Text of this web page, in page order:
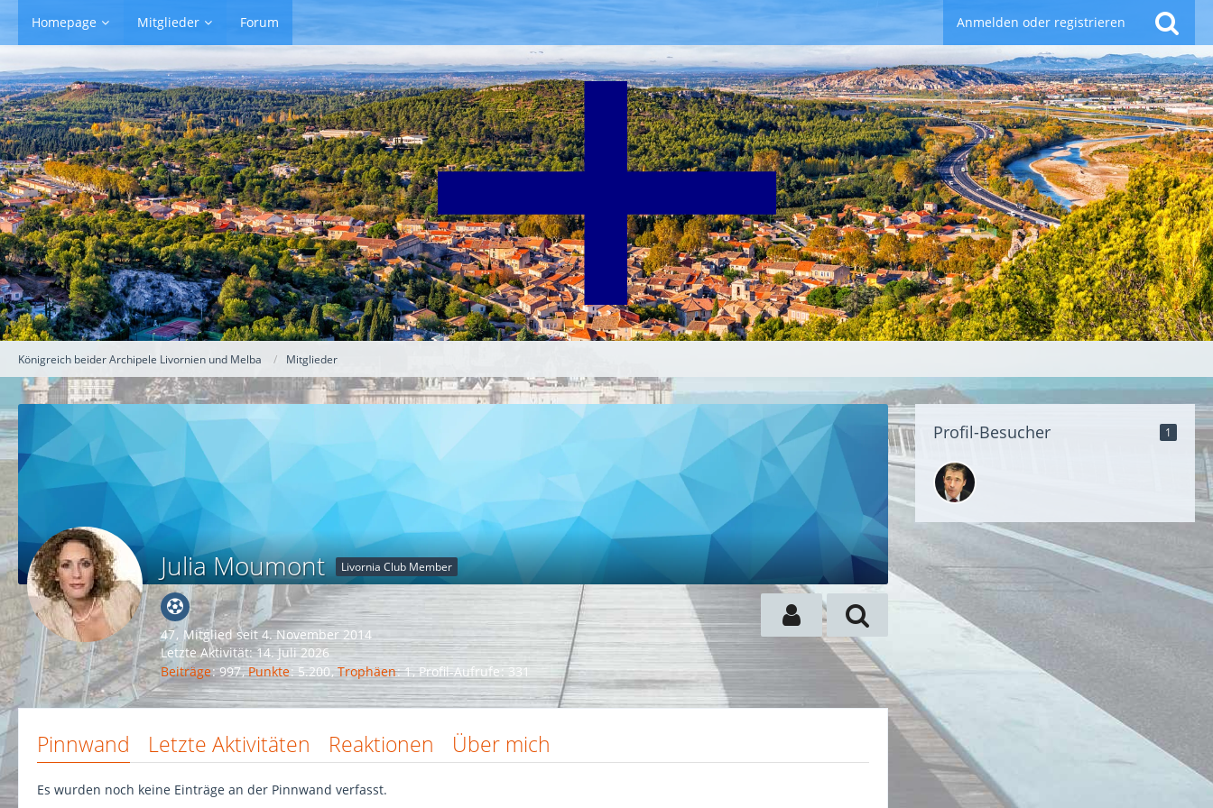
Homepage Mitglieder Forum Anmelden oder registrieren
Königreich beider Archipele Livornien und Melba Mitglieder
Julia Moumont Livornia Club Member
47 Mitglied seit 4. November 2014
Letzte Aktivität:14. Juli 2026
Beiträge 997 Punkte 5.200 Trophäen 1 Profil-Aufrufe 331
Pinnwand Letzte Aktivitäten Reaktionen Über mich
Es wurden noch keine Einträge an der Pinnwand verfasst.
Profil-Besucher 1